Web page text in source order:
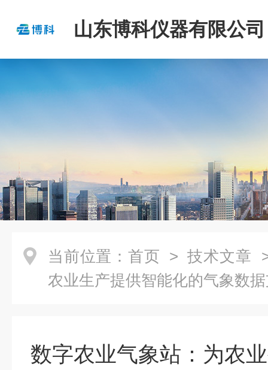
山东博科仪器有限公司
当前位置： 首页 > 技术文章
农业生产提供智能化的气象数
数字农业气象站：为农